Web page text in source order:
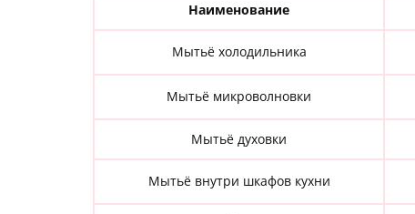
Наименование
Мытьё холодильника
Мытьё микроволновки
Мытьё духовки
Мытьё внутри шкафов кухни